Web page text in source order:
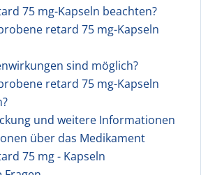
75 mg-Kapseln beachten?
retard 75 mg-Kapseln
sind möglich?
retard 75 mg-Kapseln
und weitere Informationen
über das Medikament
75 mg - Kapseln